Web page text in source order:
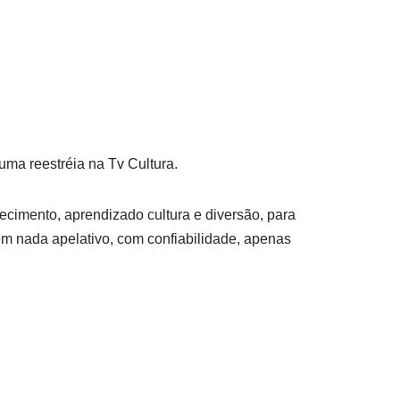
reestréia na Tv Cultura.
aprendizado cultura e diversão, para
nada apelativo, com confiabilidade, apenas